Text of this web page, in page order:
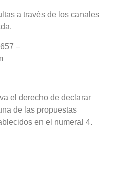
a través de los canales
–
el derecho de declarar
de las propuestas
en el numeral 4.